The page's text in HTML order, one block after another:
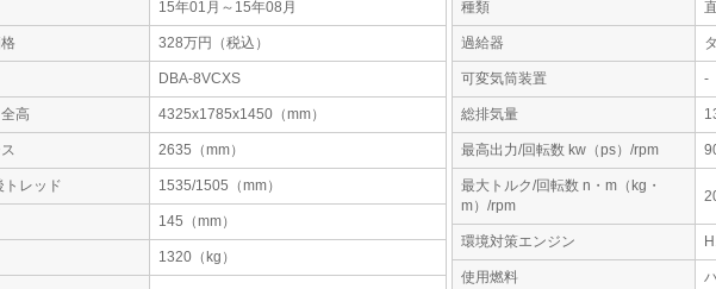
15年01月～15年08月
328万円（税込）
DBA-8VCXS
高 4325x1785x1450（mm）
2635（mm）
トレッド 1535/1505（mm）
145（mm）
1320（kg）
種類
過給器
可変気筒装置 -
総排気量
最高出力/回転数 kw（ps）/rpm
最大トルク/回転数 n・m（kg・
m）/rpm
環境対策エンジン
使用燃料